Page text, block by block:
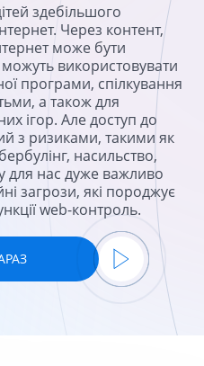
здебільшого
Через контент,
може бути
використовувати
програми, спілкування
а також для
ігор. Але доступ до
з ризиками, такими як
насильство,
для нас дуже важливо
загрози, які породжує
web-контроль.